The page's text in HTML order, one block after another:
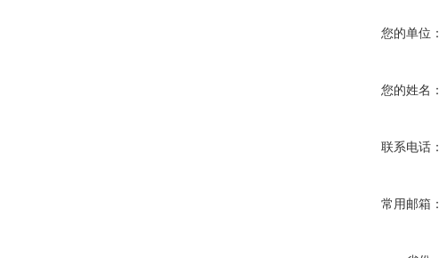
您的单位：
您的姓名：
联系电话：
常用邮箱：